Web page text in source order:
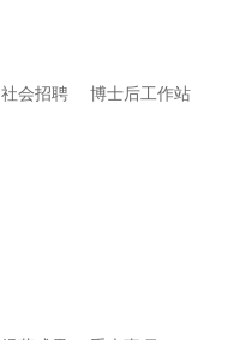
社会招聘
博士后工作站